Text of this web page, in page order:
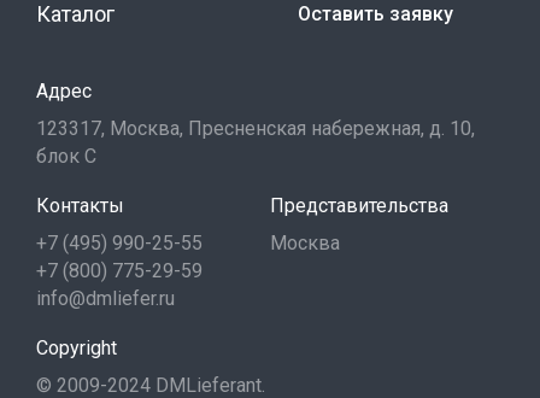
Каталог Оставить заявку
Адрес
123317, Москва, Пресненская набережная, д. 10,
блок С
Контакты
+7 (495) 990-25-55
+7 (800) 775-29-59
info@dmliefer.ru
Представительства
Москва
Copyright
© 2009-2024 DMLieferant.